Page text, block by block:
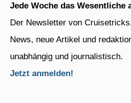
Jede Woche das Wesentliche
Der Newsletter von
News, neue Artikel und
unabhängig und journalistisch.
Jetzt anmelden!